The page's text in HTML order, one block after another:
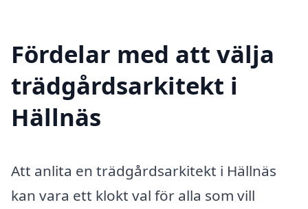
Fördelar med att välja
trädgårdsarkitekt i
Hällnäs
Att anlita en trädgårdsarkitekt i Hällnäs
kan vara ett klokt val för alla som vill